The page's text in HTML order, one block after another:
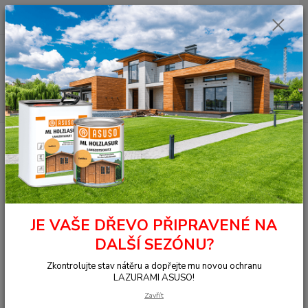
Menu
Hledat
+420 377 441 961 0ks
za 0,00 Kč
Úvod Štětce,válečky,vany neorig. Štětce
Náhradní váleček 10cm
mikrovlákno
Náhradní váleček 10cm
mikrovlákno
JE VAŠE DŘEVO PŘIPRAVENÉ NA
DALŠÍ SEZÓNU?
Zkontrolujte stav nátěru a dopřejte mu novou ochranu
LAZURAMI ASUSO!
Zavřít